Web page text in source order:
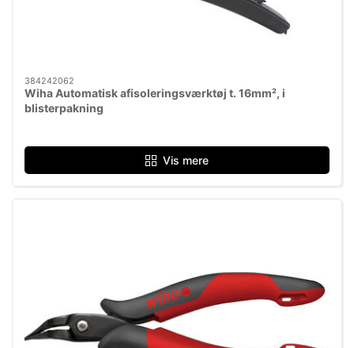
384242062
Wiha Automatisk afisoleringsværktøj t. 16mm², i
blisterpakning
Vis mere